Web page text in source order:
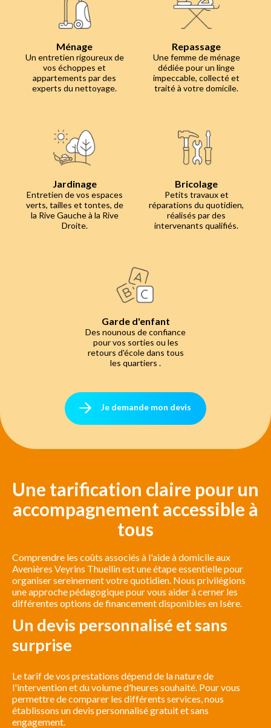
Ménage
Un entretien rigoureux de
vos échoppes et
appartements par des
experts du nettoyage.
Repassage
Une femme de ménage
dédiée pour un linge
impeccable, collecté et
traité à votre domicile.
Jardinage
Entretien de vos espaces
verts, tailles et tontes, de
la Rive Gauche à la Rive
Droite.
Bricolage
Petits travaux et
réparations du quotidien,
réalisés par des
intervenants qualifiés.
Garde d'enfant
Des nounous de confiance
pour vos sorties ou les
retours d'école dans tous
les quartiers .
Je demande mon devis
Une tarification claire pour un
accompagnement accessible à
tous
Comprendre les coûts associés à l'aide à domicile aux
Avenières Veyrins Thuellin est une étape essentielle pour
organiser sereinement votre quotidien. Nous privilégions
une approche pédagogique pour vous aider à cerner les
différentes options de financement disponibles en Isère.
Un devis personnalisé et sans
surprise
Le tarif de vos prestations dépend de la nature de
l'intervention et du volume d'heures souhaité. Pour vous
permettre de comparer les différents services, nous
établissons un devis personnalisé gratuit et sans
engagement.